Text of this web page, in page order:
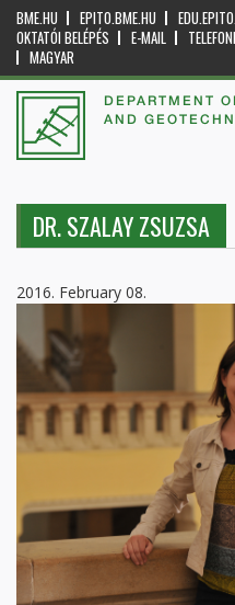
BME.HU EPITO.BME.HU
OKTATÓI BELÉPÉS
E-MAIL
MAGYAR
DEPARTMENT
AND
DR. SZALAY ZSUZSA
2016. February 08.